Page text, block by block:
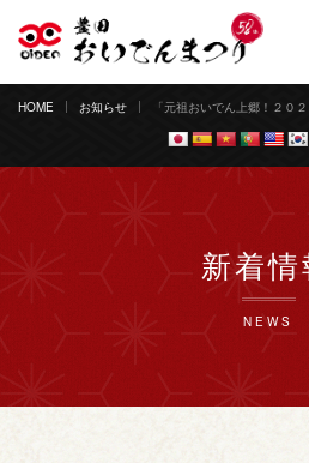
豊田おいでんまつりとは
HOME お知らせ 「元祖おいでん上郷！２０
新着情
NEWS